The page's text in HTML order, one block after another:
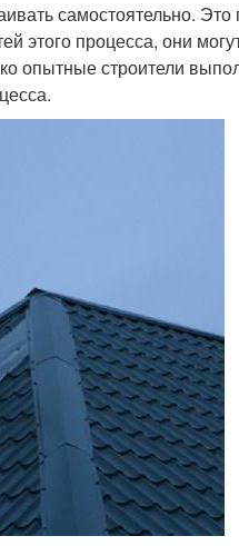
самостоятельно.
этого процесса, они
опытные строители